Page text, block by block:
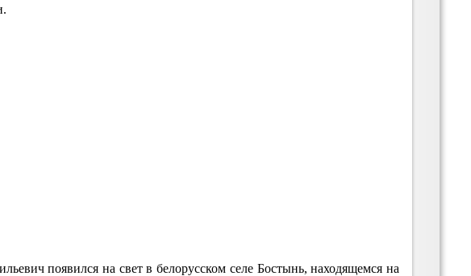
появился на свет в белорусском селе Бостынь, находящемся на